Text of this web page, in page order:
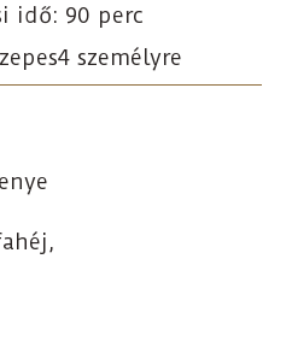
idő: 90 perc
4 személyre